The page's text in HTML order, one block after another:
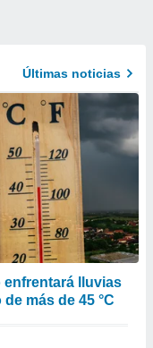
Últimas noticias
enfrentará lluvias
más de 45 °C